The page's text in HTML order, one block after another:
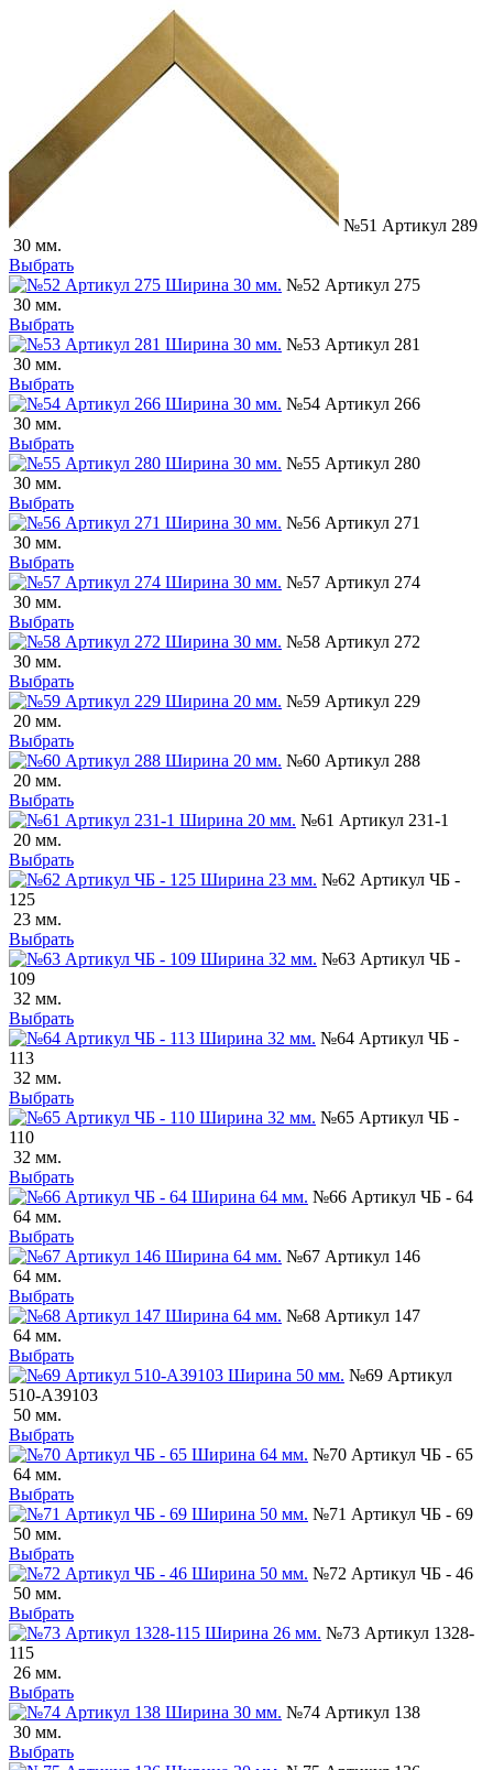
№51 Артикул 289
30 мм.
Выбрать
№52 Артикул 275
30 мм.
Выбрать
№53 Артикул 281
30 мм.
Выбрать
№54 Артикул 266
30 мм.
Выбрать
№55 Артикул 280
30 мм.
Выбрать
№56 Артикул 271
30 мм.
Выбрать
№57 Артикул 274
30 мм.
Выбрать
№58 Артикул 272
30 мм.
Выбрать
№59 Артикул 229
20 мм.
Выбрать
№60 Артикул 288
20 мм.
Выбрать
№61 Артикул 231-1
20 мм.
Выбрать
№62 Артикул ЧБ -
125
23 мм.
Выбрать
№63 Артикул ЧБ -
109
32 мм.
Выбрать
№64 Артикул ЧБ -
113
32 мм.
Выбрать
№65 Артикул ЧБ -
110
32 мм.
Выбрать
№66 Артикул ЧБ - 64
64 мм.
Выбрать
№67 Артикул 146
64 мм.
Выбрать
№68 Артикул 147
64 мм.
Выбрать
№69 Артикул
510-А39103
50 мм.
Выбрать
№70 Артикул ЧБ - 65
64 мм.
Выбрать
№71 Артикул ЧБ - 69
50 мм.
Выбрать
№72 Артикул ЧБ - 46
50 мм.
Выбрать
№73 Артикул 1328-
115
26 мм.
Выбрать
№74 Артикул 138
30 мм.
Выбрать